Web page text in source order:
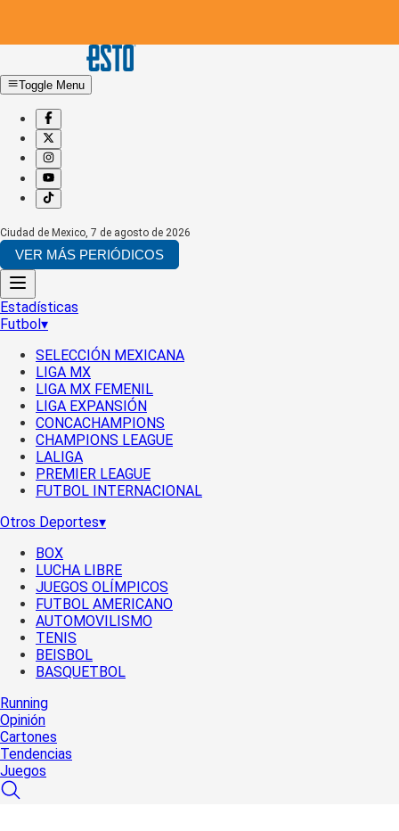
Toggle Menu
Ciudad de Mexico, 7 de agosto de 2026
VER MÁS PERIÓDICOS
Estadísticas
Futbol▾
SELECCIÓN MEXICANA
LIGA MX
LIGA MX FEMENIL
LIGA EXPANSIÓN
CONCACHAMPIONS
CHAMPIONS LEAGUE
LALIGA
PREMIER LEAGUE
FUTBOL INTERNACIONAL
Otros Deportes▾
BOX
LUCHA LIBRE
JUEGOS OLÍMPICOS
FUTBOL AMERICANO
AUTOMOVILISMO
TENIS
BEISBOL
BASQUETBOL
Running
Opinión
Cartones
Tendencias
Juegos